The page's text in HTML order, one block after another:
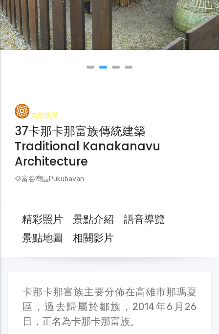
自然地景
37卡那卡那富族傳統建築
Traditional Kanakanavu
Architecture
富谷灣區Pukubavan
精彩照片 景點介紹
語音導覽
景點地圖
相關影片
卡那卡那富族主要分佈在高雄市那瑪夏
區，過去歸屬於鄒族，2014年6月26
日，正名為卡那卡那富族。